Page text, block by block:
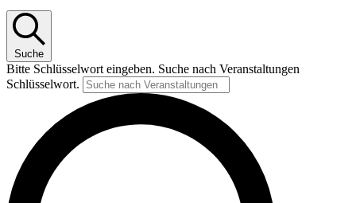
Suche
Bitte Schlüsselwort eingeben. Suche nach Veranstaltungen
Schlüsselwort.